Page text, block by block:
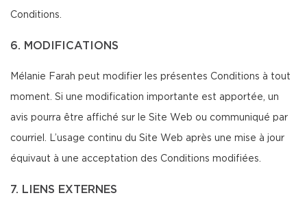
Conditions.
6. MODIFICATIONS
Mélanie Farah peut modifier les présentes Conditions à tout
moment. Si une modification importante est apportée, un
avis pourra être affiché sur le Site Web ou communiqué par
courriel. L’usage continu du Site Web après une mise à jour
équivaut à une acceptation des Conditions modifiées.
7. LIENS EXTERNES